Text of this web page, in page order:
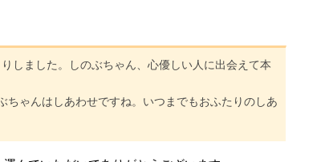
しました。しのぶちゃん、心優しい人に出会えて本
ちゃんはしあわせですね。いつまでもおふたりのしあ